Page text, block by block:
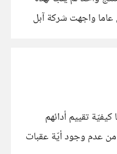
عاما واجهت شركة آبل
تقييم أدائهم
عدم وجود أيّة عقبات